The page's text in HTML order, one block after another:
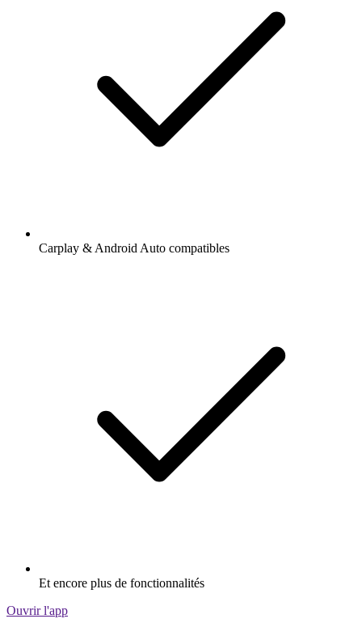
Carplay & Android Auto compatibles
Et encore plus de fonctionnalités
Ouvrir l'app